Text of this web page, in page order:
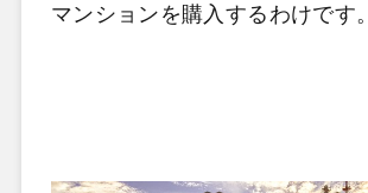
マンションを購入するわけです。